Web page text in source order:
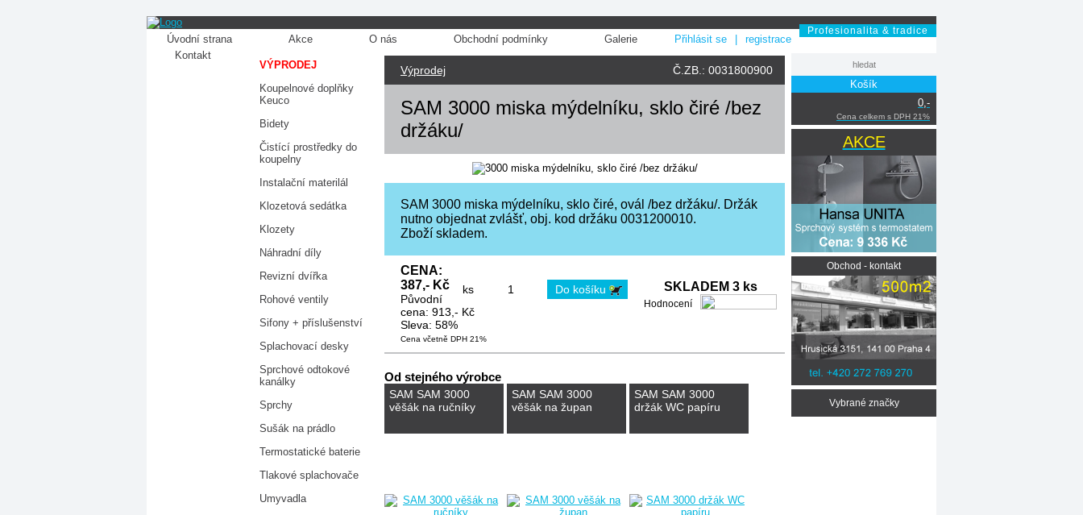
Profesionalita & tradice
Přihlásit se registrace
Úvodní strana Akce O nás Obchodní podmínky
Galerie
Kontakt
VÝPRODEJ
Koupelnové doplňky
Keuco
Bidety
Čistící prostředky do
koupelny
Instalační materilál
Klozetová sedátka
Klozety
Náhradní díly
Revizní dvířka
Rohové ventily
Sifony + příslušenství
Splachovací desky
Sprchové odtokové
kanálky
Sprchy
Sušák na prádlo
Termostatické baterie
Tlakové splachovače
Umyvadla
Košík
0,-
Cena celkem s DPH 21%
AKCE
Obchod - kontakt
Vybrané značky
Č.ZB.: 0031800900
Výprodej
SAM 3000 miska mýdelníku, sklo čiré /bez
držáku/
SAM 3000 miska mýdelníku, sklo čiré, ovál /bez držáku/. Držák
nutno objednat zvlášť, obj. kod držáku 0031200010.
Zboží skladem.
SKLADEM 3 ks
Hodnocení
ks
CENA:
387,- Kč
Původní
cena: 913,- Kč
Sleva: 58%
Cena včetně DPH 21%
Od stejného výrobce
SAM SAM 3000
věšák na ručníky
SAM SAM 3000
věšák na župan
SAM SAM 3000
držák WC papíru